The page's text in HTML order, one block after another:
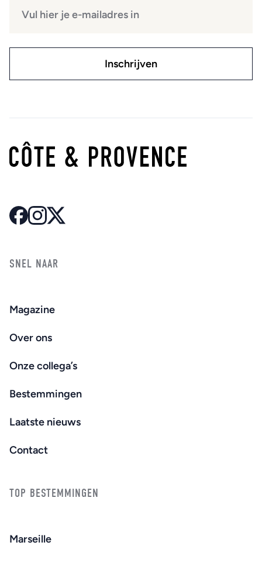
SNEL NAAR
Magazine
Over ons
Onze collega’s
Bestemmingen
Laatste nieuws
Contact
TOP BESTEMMINGEN
Marseille